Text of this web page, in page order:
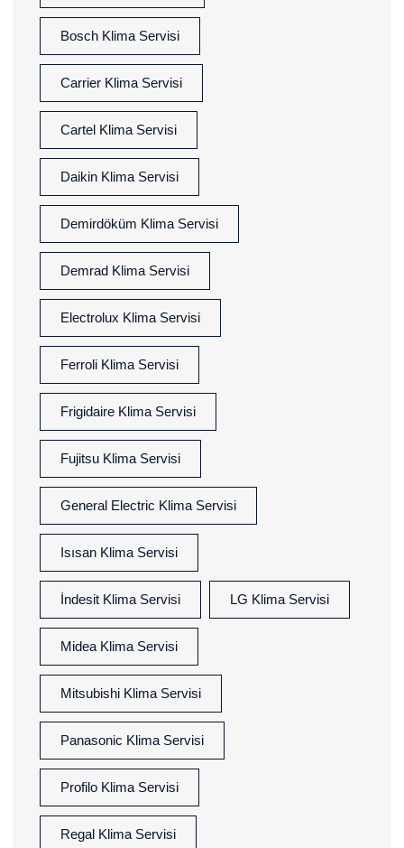
Bosch Klima Servisi
Carrier Klima Servisi
Cartel Klima Servisi
Daikin Klima Servisi
Demirdöküm Klima Servisi
Demrad Klima Servisi
Electrolux Klima Servisi
Ferroli Klima Servisi
Frigidaire Klima Servisi
Fujitsu Klima Servisi
General Electric Klima Servisi
Isısan Klima Servisi
İndesit Klima Servisi LG Klima Servisi
Midea Klima Servisi
Mitsubishi Klima Servisi
Panasonic Klima Servisi
Profilo Klima Servisi
Regal Klima Servisi